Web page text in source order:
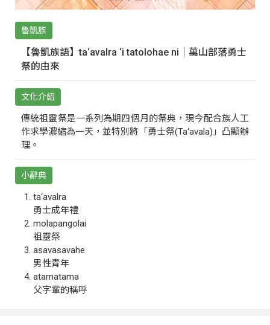
魯凱族
【魯凱族語】ta‘avalra ‘i tatolohae ni｜萬山部落勇士
祭的由來
文化介紹
傳統祖靈祭是一系列為期四個月的祭典，現今配合族人工
作求學濃縮為一天，並特別將「勇士祭(Ta‘avala)」凸顯辦
理。
小辭典
ta‘avalra
勇士成年禮
molapangolai
祖靈祭
asavasavahe
男性青年
atamatama
父字輩的稱呼